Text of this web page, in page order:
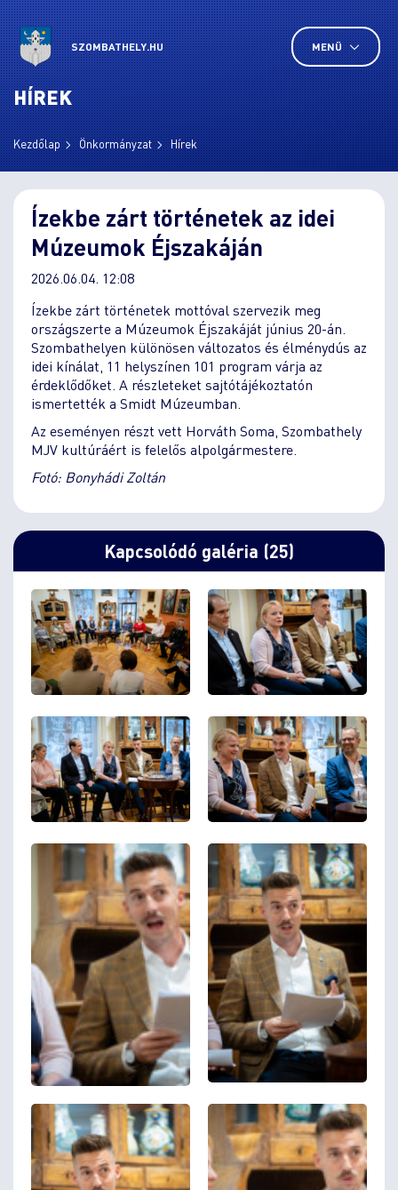
SZOMBATHELY.HU MENÜ
HÍREK
Kezdőlap Önkormányzat Hírek
Ízekbe zárt történetek az idei
Múzeumok Éjszakáján
2026.06.04. 12:08
Ízekbe zárt történetek mottóval szervezik meg
országszerte a Múzeumok Éjszakáját június 20-án.
Szombathelyen különösen változatos és élménydús az
idei kínálat, 11 helyszínen 101 program várja az
érdeklődőket. A részleteket sajtótájékoztatón
ismertették a Smidt Múzeumban.
Az eseményen részt vett Horváth Soma, Szombathely
MJV kultúráért is felelős alpolgármestere.
Fotó: Bonyhádi Zoltán
Kapcsolódó galéria (25)